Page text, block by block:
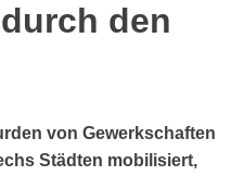
den
von Gewerkschaften
Städten mobilisiert,